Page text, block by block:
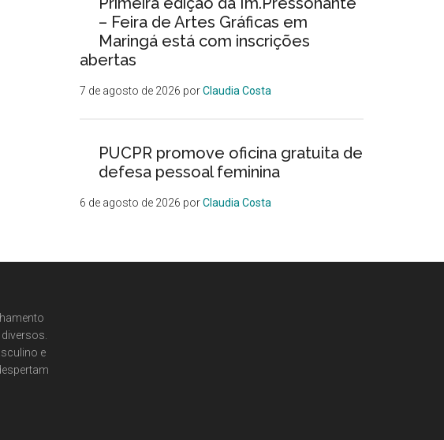
– Feira de Artes Gráficas em
Maringá está com inscrições
abertas
7 de agosto de 2026 porClaudia Costa
PUCPR promove oficina gratuita de
defesa pessoal feminina
6 de agosto de 2026 porClaudia Costa
e